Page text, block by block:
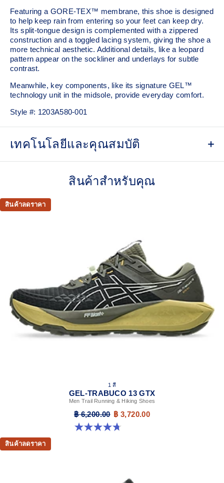
Featuring a GORE-TEX™ membrane, this shoe is designed
to help keep rain from entering so your feet can keep dry.
Its split-tongue design is complemented with a zippered
construction and a toggled lacing system, giving the shoe a
more technical aesthetic. Additional details, like a leopard
pattern appear on the sockliner and underlays for subtle
contrast.
Meanwhile, key components, like its signature GEL™
technology unit in the midsole, provide everyday comfort.
Style #: 1203A580-001
เทคโนโลยีและคุณสมบัติ
GORE-TEX™ membrane
Toggled lace system
Original-inspired shape and tooling that it featured in
1990
Rearfoot GEL™ technology
For comfort in everyday scenarios
สินค้าสำหรับคุณ
สินค้าลดราคา
1 สี
GEL-TRABUCO 13 GTX
Men Trail Running & Hiking Shoes
฿ 6,200.00 ฿ 3,720.00
4.7 จาก 5 ดาว 437 รีวิว
สินค้าลดราคา